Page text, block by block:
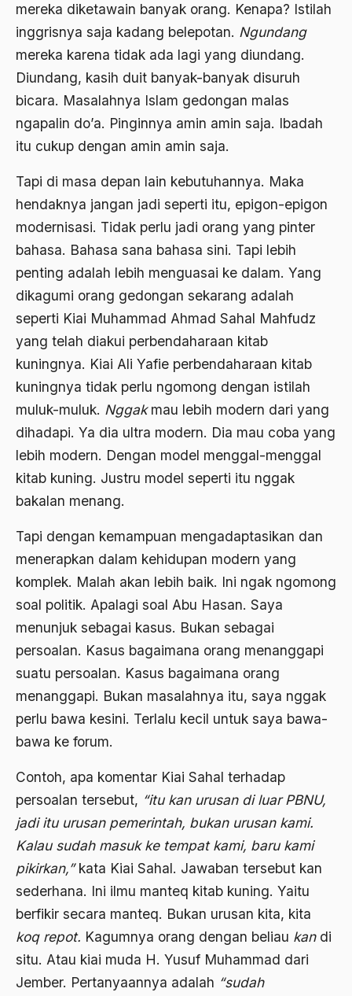
mereka diketawain banyak orang. Kenapa? Istilah
inggrisnya saja kadang belepotan. Ngundang
mereka karena tidak ada lagi yang diundang.
Diundang, kasih duit banyak-banyak disuruh
bicara. Masalahnya Islam gedongan malas
ngapalin do’a. Pinginnya amin amin saja. Ibadah
itu cukup dengan amin amin saja.
Tapi di masa depan lain kebutuhannya. Maka
hendaknya jangan jadi seperti itu, epigon-epigon
modernisasi. Tidak perlu jadi orang yang pinter
bahasa. Bahasa sana bahasa sini. Tapi lebih
penting adalah lebih menguasai ke dalam. Yang
dikagumi orang gedongan sekarang adalah
seperti Kiai Muhammad Ahmad Sahal Mahfudz
yang telah diakui perbendaharaan kitab
kuningnya. Kiai Ali Yafie perbendaharaan kitab
kuningnya tidak perlu ngomong dengan istilah
muluk-muluk. Nggakmau lebih modern dari yang
dihadapi. Ya dia ultra modern. Dia mau coba yang
lebih modern. Dengan model menggal-menggal
kitab kuning. Justru model seperti itu nggak
bakalan menang.
Tapi dengan kemampuan mengadaptasikan dan
menerapkan dalam kehidupan modern yang
komplek. Malah akan lebih baik. Ini ngak ngomong
soal politik. Apalagi soal Abu Hasan. Saya
menunjuk sebagai kasus. Bukan sebagai
persoalan. Kasus bagaimana orang menanggapi
suatu persoalan. Kasus bagaimana orang
menanggapi. Bukan masalahnya itu, saya nggak
perlu bawa kesini. Terlalu kecil untuk saya bawa-
bawa ke forum.
Contoh, apa komentar Kiai Sahal terhadap
persoalan tersebut, “itu kan urusan di luar PBNU,
jadi itu urusan pemerintah, bukan urusan kami.
Kalau sudah masuk ke tempat kami, baru kami
pikirkan,”kata Kiai Sahal. Jawaban tersebut kan
sederhana. Ini ilmu manteq kitab kuning. Yaitu
berfikir secara manteq. Bukan urusan kita, kita
koq repot. Kagumnya orang dengan beliau kandi
situ. Atau kiai muda H. Yusuf Muhammad dari
Jember. Pertanyaannya adalah “sudah
Benazir Bhutto
bencana alam
Benturan Antar Budaya
Berdzikir
Berita
Bersyukur
Betawi
BHairawa
Bhairawan
Bharatiya Janatha Party
Bhineka Tunggal Ika
Bhinneka Tunggal Ika
biaya
Bid'ah Phoby
Bidan NU
Bidang Budaya dan Sastra
Bidang Kebudayaan
Bidang Niaga
Bidang Produksi
Bidang Sejarah
Bill Clinton
Bio-mass
Biografi
Biografi Kiai Bisri Syansuri
birokrasi
Birokrasi Agama
Birokrasi Pemerintah
Birokrasi Sosialis